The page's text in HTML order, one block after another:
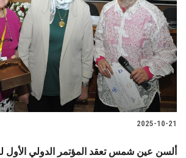
2025-10-21
ألسن عين شمس تعقد المؤتمر الدولي الأول